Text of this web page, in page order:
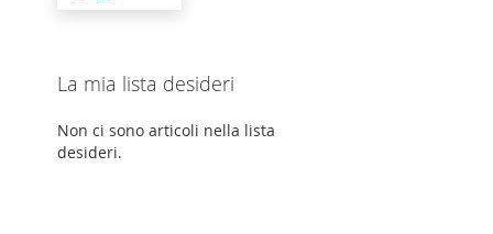
La mia lista desideri
Non ci sono articoli nella lista
desideri.